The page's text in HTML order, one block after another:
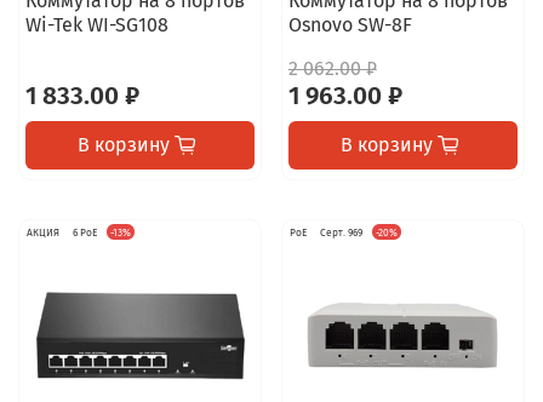
Wi-Tek WI-SG108
1 833.00 ₽
В корзину
Osnovo SW-8F
2 062.00 ₽
1 963.00 ₽
В корзину
АКЦИЯ 6 PoE -13% PoE Серт. 969 -20%